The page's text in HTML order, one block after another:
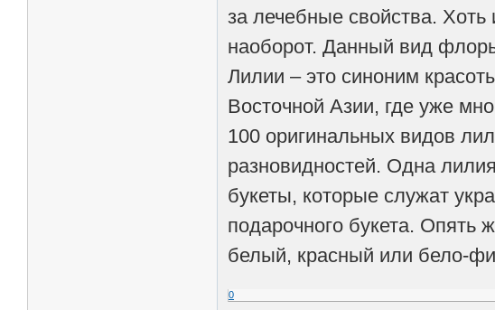
за лечебные свойства.
наоборот. Данный вид
Лилии – это синоним
Восточной Азии, где уже
100 оригинальных видов
разновидностей. Одна
букеты, которые служат
подарочного букета.
белый, красный или бело-
0